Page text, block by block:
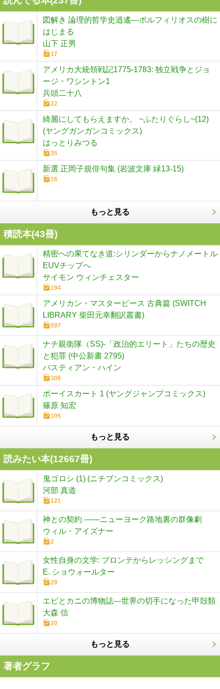
図解き 論理的哲学史逍遙—ポルフィリオスの樹に
はじまる
山下 正男
17
アメリカ大統領戦記1775-1783: 独立戦争とジョ
ージ・ワシントン1
兵頭二十八
22
綺麗にしてもらえますか。 ~ふたりぐらし~(12)
(ヤングガンガンコミックス)
はっとりみつる
35
新選 正岡子規俳句集 (岩波文庫 緑13-15)
16
もっと見る
積読本(43冊)
精密への果てなき道:シリンダーからナノメートル
EUVチップへ
サイモン ウィンチェスター
194
アメリカン・マスターピース 古典篇 (SWITCH
LIBRARY 柴田元幸翻訳叢書)
597
ナチ親衛隊（SS)-「政治的エリート」たちの歴史
と犯罪 (中公新書 2795)
バスティアン・ハイン
306
ボーイスカート 1 (ヤングジャンプコミックス)
篠原 知宏
105
もっと見る
読みたい本(12667冊)
鬼ゴロシ (1) (ニチブンコミックス)
河部 真道
121
神との契約 ――ニューヨーク路地裏の群像劇
ウィル・アイズナー
2
女性自身の文学: ブロンテからレッシングまで
E. ショウォールター
29
エビとカニの博物誌―世界の切手になった甲殻類
大森 信
20
もっと見る
著者グラフ